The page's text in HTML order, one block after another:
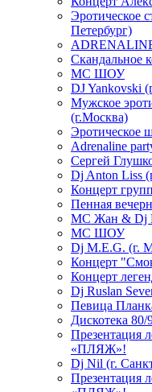
Эротическое
Петербург)
Скандальное
МС ШОУ
DJ Yankovski
Мужское
(г.Москва)
Эротическое
Adrenaline
Сергей
Dj Anton Liss
Концерт
Пенная
МС Жан & Dj
МС ШОУ
Dj M.E.G. (г.
Концерт
Концерт
Dj Ruslan
Певица
Дискотека 80/
Презентация
«ПЛЯЖ»!
Dj Nil (г.
Презентация